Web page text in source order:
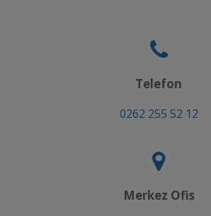
Telefon
0262 255 52 12
Merkez Ofis